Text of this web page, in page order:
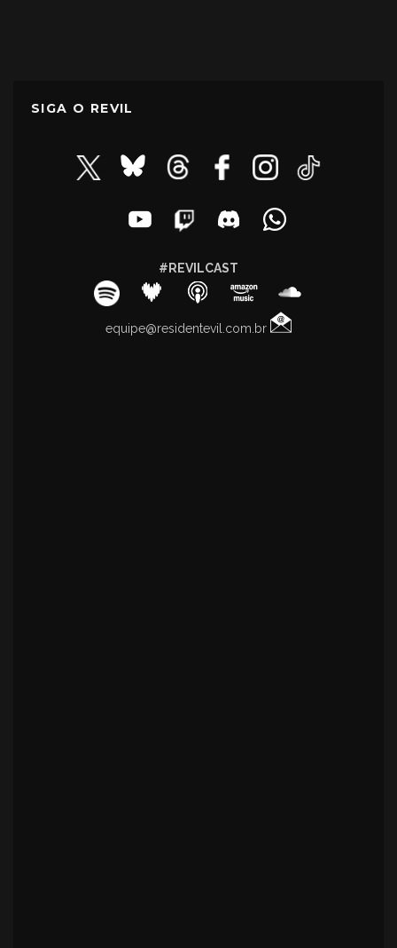
SIGA O REVIL
#REVILCAST
equipe@residentevil.com.br